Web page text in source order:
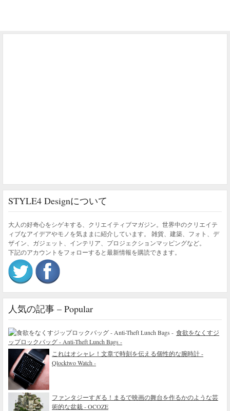
STYLE4 Designについて
大人の好奇心をシゲキする、クリエイティブマガジン。世界中のクリエイテ
ィブなアイデアやモノを気ままに紹介しています。 雑貨、建築、フォト、デ
ザイン、ガジェット、インテリア、プロジェクションマッピングなど。
下記のアカウントをフォローすると最新情報を購読できます。
人気の記事 – Popular
食欲をなくすジ
ップロックバッグ - Anti-Theft Lunch Bags -
これはオシャレ！文章で時刻を伝える個性的な腕時計 -
Qlocktwo Watch -
ファンタジーすぎる！まるで映画の舞台を作るかのような芸
術的な盆栽 - OCOZE